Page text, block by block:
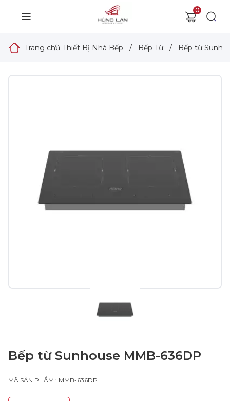
0
Trang chủ
/ Thiết Bị Nhà Bếp / Bếp Từ / Bếp từ
Bếp từ Sunhouse MMB-636DP
MÃ SẢN PHẨM : MMB-636DP